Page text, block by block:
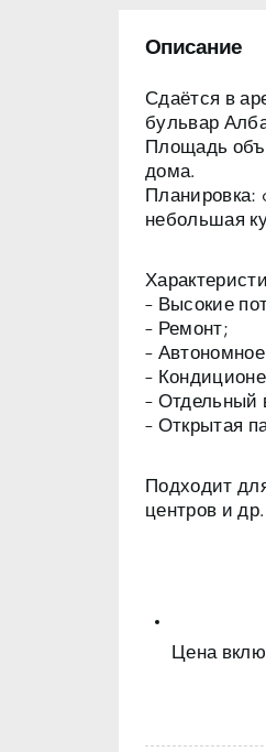
Описание
Сдаётся в
бульвар
Площадь
дома.
Планировка:
небольшая
– Высокие
– Ремонт;
–
–
– Отдельный
– Открытая
Подходит
центров и др.
Цена